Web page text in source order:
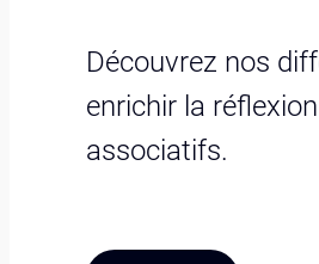
Découvrez nos
enrichir la
associatifs.